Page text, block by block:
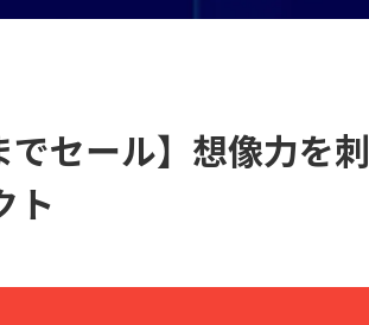
セール】想像力を刺
ト